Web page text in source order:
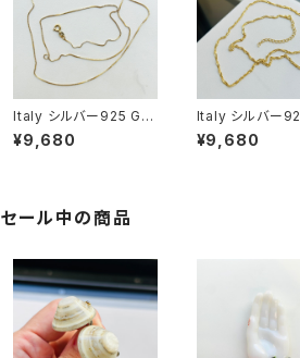
Italy シルバー925 GP
ボックスチェーン（76c
m）
¥9,680
Italy シルバー
ツイストチェー
cm）
¥9,680
セール中の商品